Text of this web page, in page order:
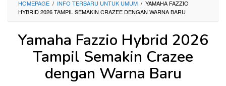
HOMEPAGE / INFO TERBARU UNTUK UMUM / YAMAHA FAZZIO
HYBRID 2026 TAMPIL SEMAKIN CRAZEE DENGAN WARNA BARU
Yamaha Fazzio Hybrid 2026
Tampil Semakin Crazee
dengan Warna Baru